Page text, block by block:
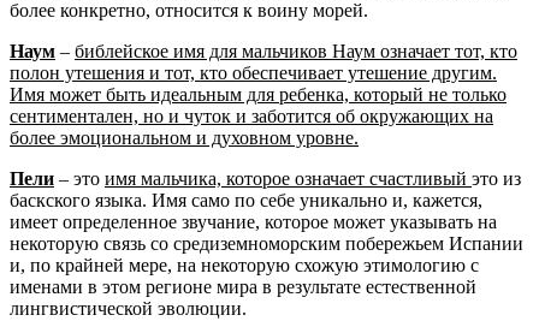
более конкретно, относится к воину морей.
Наум – библейское имя для мальчиков Наум означает тот, кто
полон утешения и тот, кто обеспечивает утешение другим.
Имя может быть идеальным для ребенка, который не только
сентиментален, но и чуток и заботится об окружающих на
более эмоциональном и духовном уровне.
Пели – это имя мальчика, которое означает счастливый это из
баскского языка. Имя само по себе уникально и, кажется,
имеет определенное звучание, которое может указывать на
некоторую связь со средиземноморским побережьем Испании
и, по крайней мере, на некоторую схожую этимологию с
именами в этом регионе мира в результате естественной
лингвистической эволюции.